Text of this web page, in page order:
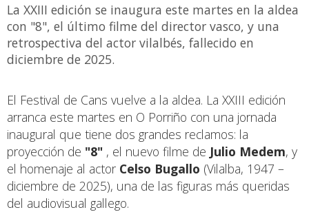
La XXIII edición se inaugura este martes en la aldea
con "8", el último filme del director vasco, y una
retrospectiva del actor vilalbés, fallecido en
diciembre de 2025.
El Festival de Cans vuelve a la aldea. La XXIII edición
arranca este martes en O Porriño con una jornada
inaugural que tiene dos grandes reclamos: la
proyección de "8" , el nuevo filme de Julio Medem, y
el homenaje al actor Celso Bugallo (Vilalba, 1947 –
diciembre de 2025), una de las figuras más queridas
del audiovisual gallego.